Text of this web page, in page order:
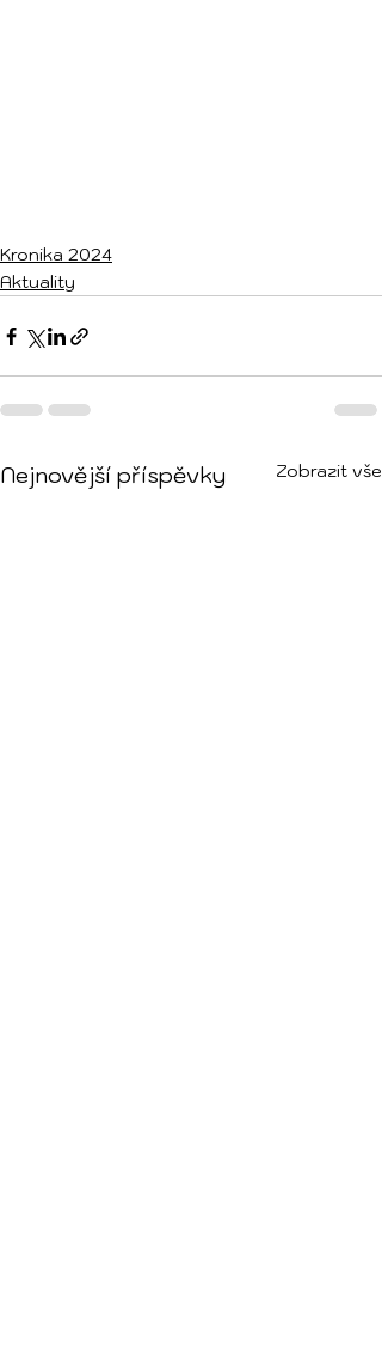
Kronika 2024
Aktuality
Nejnovější příspěvky Zobrazit vše